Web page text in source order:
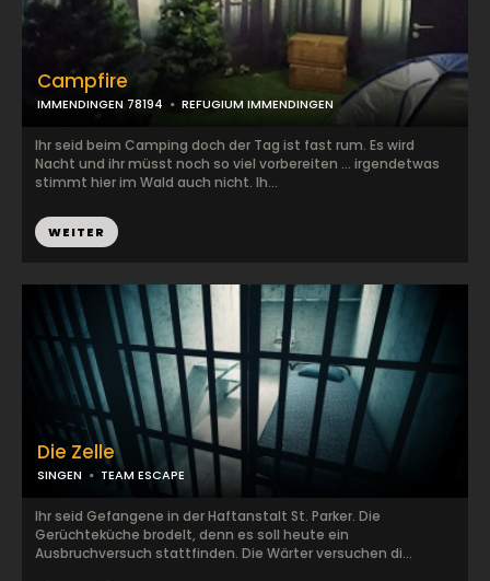
Campfire
IMMENDINGEN 78194 REFUGIUM IMMENDINGEN
Ihr seid beim Camping doch der Tag ist fast rum. Es wird
Nacht und ihr müsst noch so viel vorbereiten ... irgendetwas
stimmt hier im Wald auch nicht. Ih...
WEITER
Die Zelle
SINGEN TEAM ESCAPE
Ihr seid Gefangene in der Haftanstalt St. Parker. Die
Gerüchteküche brodelt, denn es soll heute ein
Ausbruchversuch stattfinden. Die Wärter versuchen di...